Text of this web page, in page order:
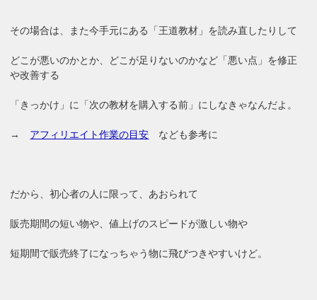
その場合は、また今手元にある「王道教材」を読み直したりして
どこが悪いのかとか、どこが足りないのかなど「悪い点」を修正
や改善する
「きっかけ」に「次の教材を購入する前」にしなきゃなんだよ。
→ アフィリエイト作業の目安 なども参考に
だから、初心者の人に限って、あおられて
販売期間の短い物や、値上げのスピードが激しい物や
短期間で販売終了になっちゃう物に飛びつきやすいけど。